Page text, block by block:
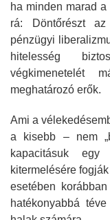
ha minden marad
rá: Döntőrészt
pénzügyi
hitelesség
végkimenetelét
meghatározó erők.
Ami a
a kisebb – nem
kapacitásuk
kitermelésére
esetében
hatékonyabbá